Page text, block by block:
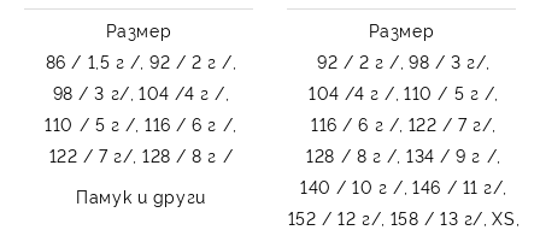
Размер
86 / 1,5 г /, 92 / 2 г /,
98 / 3 г/, 104 /4 г /,
110 / 5 г /, 116 / 6 г /,
122 / 7 г/, 128 / 8 г /
Памук и други
Размер
92 / 2 г /, 98 / 3 г/,
104 /4 г /, 110 / 5 г /,
116 / 6 г /, 122 / 7 г/,
128 / 8 г /, 134 / 9 г /,
140 / 10 г /, 146 / 11 г/,
152 / 12 г/, 158 / 13 г/, XS,